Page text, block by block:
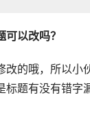
以改吗？
改的哦，所以小
标题有没有错字